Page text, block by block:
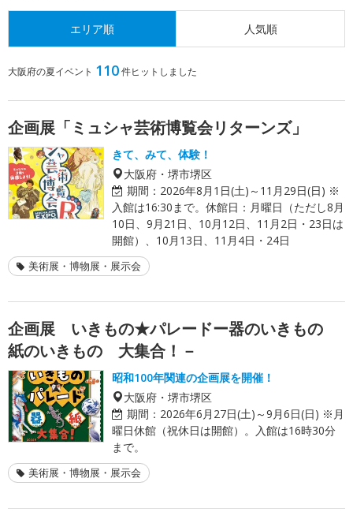
エリア順 人気順
大阪府の夏イベント 110件ヒットしました
企画展「ミュシャ芸術博覧会リターンズ」
きて、みて、体験！
大阪府・堺市堺区
期間： 2026年8月1日(土)～11月29日(日) ※
入館は16:30まで。休館日：月曜日（ただし8月
10日、9月21日、10月12日、11月2日・23日は
開館）、10月13日、11月4日・24日
美術展・博物展・展示会
企画展 いきもの★パレードー器のいきもの
紙のいきもの 大集合！－
昭和100年関連の企画展を開催！
大阪府・堺市堺区
期間： 2026年6月27日(土)～9月6日(日) ※月
曜日休館（祝休日は開館）。入館は16時30分
まで。
美術展・博物展・展示会